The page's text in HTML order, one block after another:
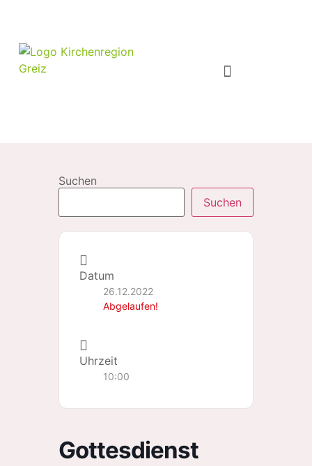
Suchen
Suchen
Datum
26.12.2022
Abgelaufen!
Uhrzeit
10:00
Gottesdienst